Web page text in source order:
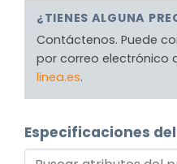
¿TIENES ALGUNA
Contáctenos. Puede
por correo electrónico
linea.es.
Especificaciones